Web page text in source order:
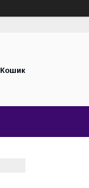
Кошик